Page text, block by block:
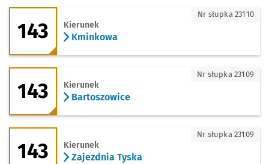
143 - kierunek Kminkowa
143 Kierunek
Kminkowa
Nr słupka 23110
143 - kierunek Bartoszowice
143 Kierunek
Bartoszowice
Nr słupka 23109
143 - kierunek Zajezdnia Tyska
143 Kierunek
Zajezdnia Tyska
Nr słupka 23109